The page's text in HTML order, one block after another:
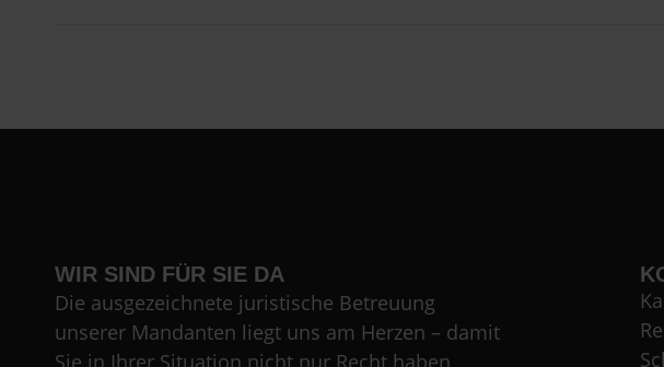
WIR SIND FÜR SIE DA
Die ausgezeichnete juristische Betreuung
unserer Mandanten liegt uns am Herzen – damit
Sie in Ihrer Situation nicht nur Recht haben,